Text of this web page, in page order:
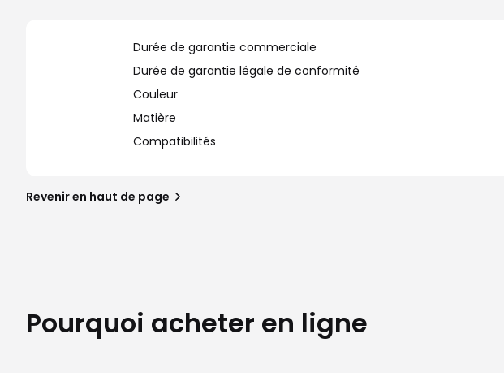
Durée de garantie commerciale
Durée de garantie légale de conformité
Couleur
Matière
Compatibilités
Revenir en haut de page
Pourquoi acheter en ligne